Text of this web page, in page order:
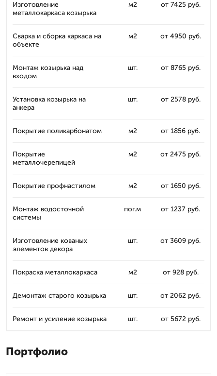
Изготовление
металлокаркаса козырька
м2 от 7425 руб.
Сварка и сборка каркаса на
объекте
м2 от 4950 руб.
Монтаж козырька над
входом
шт. от 8765 руб.
Установка козырька на
анкера
шт. от 2578 руб.
Покрытие поликарбонатом м2 от 1856 руб.
Покрытие
металлочерепицей
м2 от 2475 руб.
Покрытие профнастилом м2 от 1650 руб.
Монтаж водосточной
системы
пог.м от 1237 руб.
Изготовление кованых
элементов декора
шт. от 3609 руб.
Покраска металлокаркаса м2 от 928 руб.
Демонтаж старого козырька шт. от 2062 руб.
Ремонт и усиление козырька шт. от 5672 руб.
Портфолио